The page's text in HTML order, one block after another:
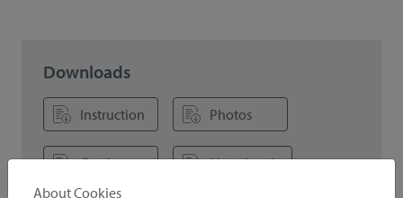
Downloads
Instruction Photos
Catalogue Liste de prix
About Cookies